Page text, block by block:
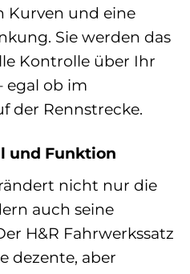
Kurven und eine
Sie werden das
Kontrolle über Ihr
egal ob im
der Rennstrecke.
und Funktion
nicht nur die
auch seine
H&R Fahrwerkssatz
dezente, aber